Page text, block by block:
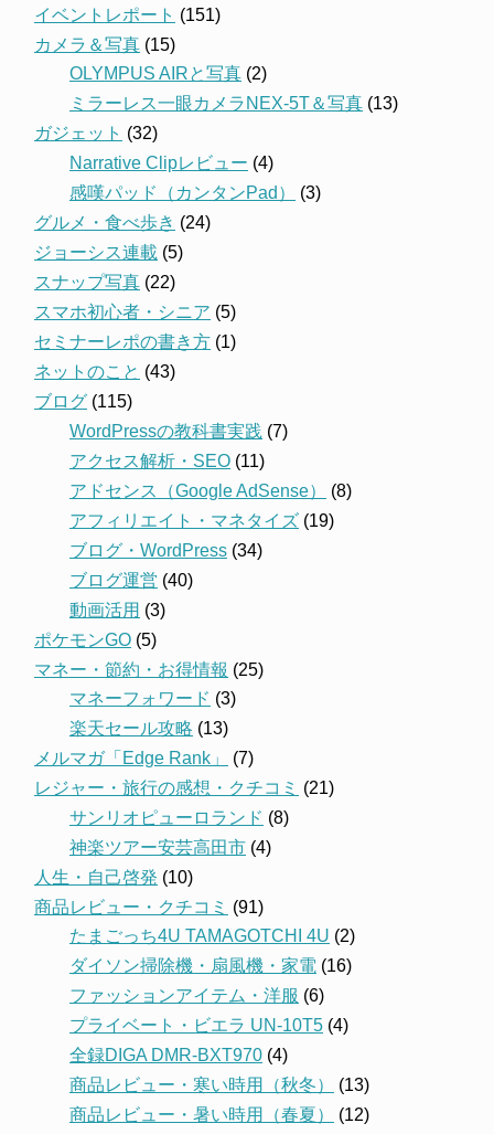
イベントレポート (151)
カメラ＆写真 (15)
OLYMPUS AIRと写真 (2)
ミラーレス一眼カメラNEX-5T＆写真 (13)
ガジェット (32)
Narrative Clipレビュー (4)
感嘆パッド（カンタンPad）
(3)
グルメ・食べ歩き (24)
ジョーシス連載 (5)
スナップ写真 (22)
スマホ初心者・シニア (5)
セミナーレポの書き方 (1)
ネットのこと (43)
ブログ (115)
WordPressの教科書実践 (7)
アクセス解析・SEO (11)
アドセンス（Google AdSense）
(8)
アフィリエイト・マネタイズ (19)
ブログ・WordPress (34)
ブログ運営 (40)
動画活用 (3)
ポケモンGO (5)
マネー・節約・お得情報 (25)
マネーフォワード (3)
楽天セール攻略 (13)
メルマガ「Edge Rank」
(7)
レジャー・旅行の感想・クチコミ (21)
サンリオピューロランド (8)
神楽ツアー安芸高田市 (4)
人生・自己啓発 (10)
商品レビュー・クチコミ (91)
たまごっち4U TAMAGOTCHI 4U (2)
ダイソン掃除機・扇風機・家電 (16)
ファッションアイテム・洋服 (6)
プライベート・ビエラ UN-10T5 (4)
全録DIGA DMR-BXT970 (4)
商品レビュー・寒い時用（秋冬）
(13)
商品レビュー・暑い時用（春夏）
(12)